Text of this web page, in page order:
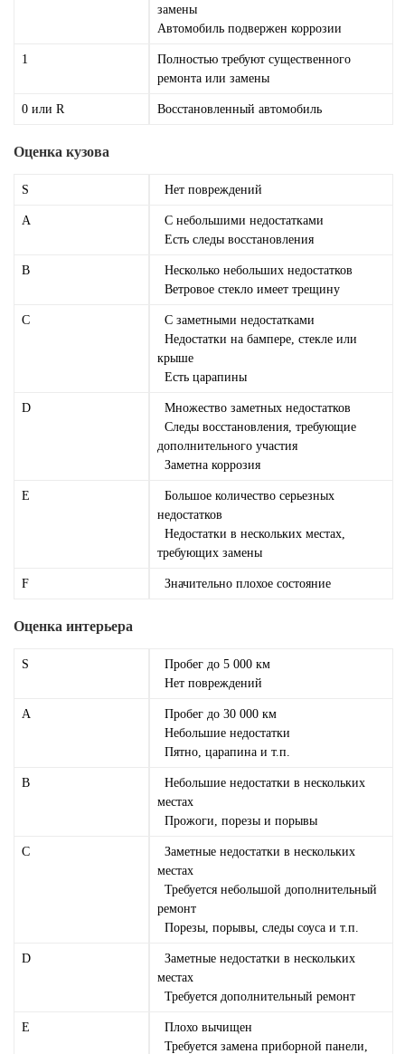
замены
Автомобиль подвержен коррозии
1
Полностью требуют существенного
ремонта или замены
0 или R Восстановленный автомобиль
Оценка кузова
S Нет повреждений
A
С небольшими недостатками
Есть следы восстановления
B
Несколько небольших недостатков
Ветровое стекло имеет трещину
C
С заметными недостатками
Недостатки на бампере, стекле или
крыше
Есть царапины
D
Множество заметных недостатков
Следы восстановления, требующие
дополнительного участия
Заметна коррозия
E
Большое количество серьезных
недостатков
Недостатки в нескольких местах,
требующих замены
F Значительно плохое состояние
Оценка интерьера
S
Пробег до 5 000 км
Нет повреждений
A
Пробег до 30 000 км
Небольшие недостатки
Пятно, царапина и т.п.
B
Небольшие недостатки в нескольких
местах
Прожоги, порезы и порывы
C
Заметные недостатки в нескольких
местах
Требуется небольшой дополнительный
ремонт
Порезы, порывы, следы соуса и т.п.
D
Заметные недостатки в нескольких
местах
Требуется дополнительный ремонт
E
Плохо вычищен
Требуется замена приборной панели,